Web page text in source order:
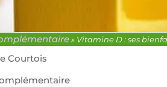
» Vitamine D : ses
Courtois